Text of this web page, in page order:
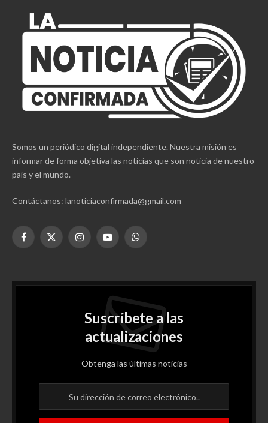
Somos un periódico digital independiente. Nuestra misión es
informar de forma objetiva las noticias que son noticia de nuestro
país y el mundo.
Contáctanos: lanoticiaconfirmada@gmail.com
Facebook
X
InstagramYouTubeWhatsApp
Suscríbete a las
actualizaciones
Obtenga las últimas noticias